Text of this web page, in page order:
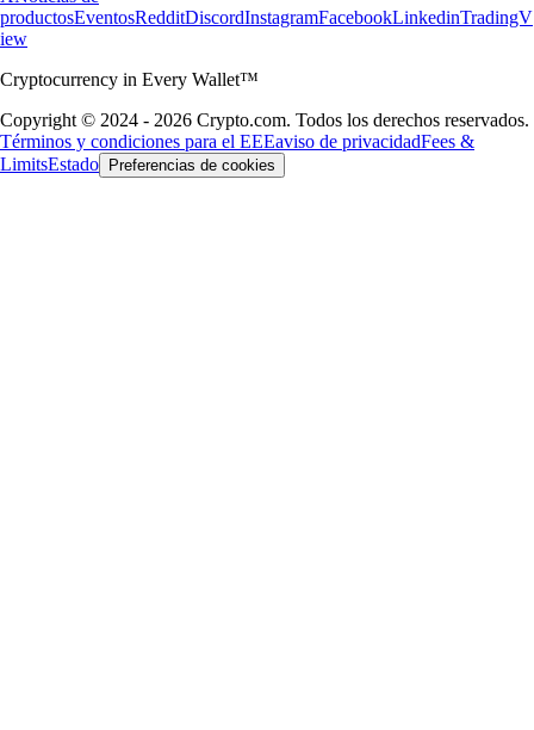
productosEventosRedditDiscordInstagramFacebookLinkedinTradingV
iew
Cryptocurrency in Every Wallet™
Copyright © 2024 - 2026 Crypto.com. Todos los derechos reservados.
Términos y condiciones para el EEEaviso de privacidadFees &
LimitsEstado Preferencias de cookies